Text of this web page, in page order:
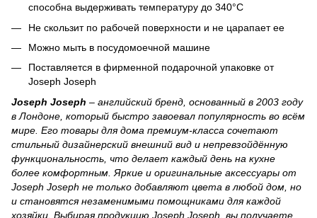
способна выдерживать температуру до 340°C
Не скользит по рабочей поверхности и не царапает ее
Можно мыть в посудомоечной машине
Поставляется в фирменной подарочной упаковке от
Joseph Joseph
Joseph Joseph – английский бренд, основанный в 2003 году
в Лондоне, который быстро завоевал популярность во всём
мире. Его товары для дома премиум‑класса сочетают
стильный дизайнерский внешний вид и непревзойдённую
функциональность, что делает каждый день на кухне
более комфортным. Яркие и оригинальные аксессуары от
Joseph Joseph не только добавляют цвета в любой дом, но
и становятся незаменимыми помощниками для каждой
хозяйки. Выбираяпродукцию Joseph Joseph, вы получаете